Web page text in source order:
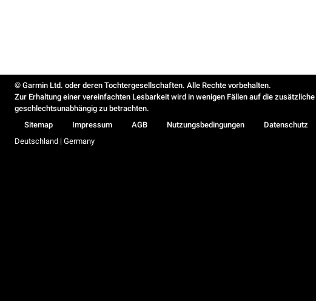
© Garmin Ltd. oder deren Tochtergesellschaften. Alle Rechte vorbehalten.
Zur Erhaltung einer vereinfachten Lesbarkeit wird in wenigen Fällen auf die
geschlechtsunabhängig zu betrachten.
Sitemap
Impressum AGB Nutzungsbedingungen Datenschutz
Deutschland | Germany